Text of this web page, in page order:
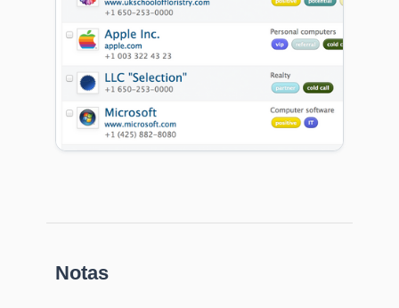
Notas